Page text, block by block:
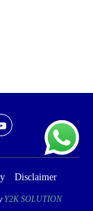
Disclaimer
Y2K SOLUTION